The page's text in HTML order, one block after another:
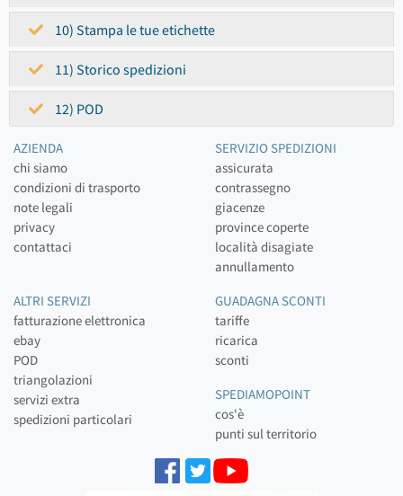
10) Stampa le tue etichette
11) Storico spedizioni
12) POD
AZIENDA
chi siamo
condizioni di trasporto
note legali
privacy
contattaci
SERVIZIO SPEDIZIONI
assicurata
contrassegno
giacenze
province coperte
località disagiate
annullamento
ALTRI SERVIZI
fatturazione elettronica
ebay
POD
triangolazioni
servizi extra
spedizioni particolari
GUADAGNA SCONTI
tariffe
ricarica
sconti
SPEDIAMOPOINT
cos'è
punti sul territorio